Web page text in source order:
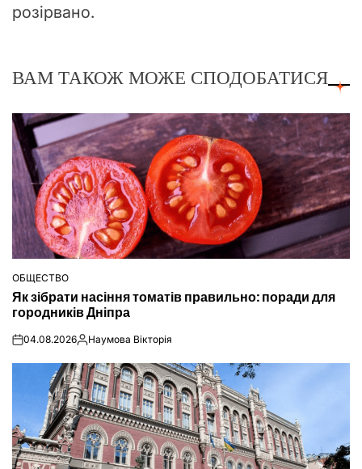
розірвано.
ВАМ ТАКОЖ МОЖЕ СПОДОБАТИСЯ
ОПУБЛІКУВАТИ
У
ОБЩЕСТВО
Як зібрати насіння томатів правильно: поради для
городників Дніпра
on04.08.2026Опубліковано
Наумова Вікторія